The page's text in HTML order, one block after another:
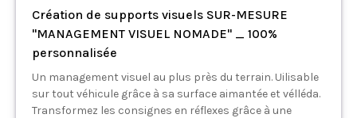
Création de supports visuels SUR-MESURE
"MANAGEMENT VISUEL NOMADE" _ 100%
personnalisée
Un management visuel au plus près du terrain. Uilisable
sur tout véhicule grâce à sa surface aimantée et vélléda.
Transformez les consignes en réflexes grâce à une